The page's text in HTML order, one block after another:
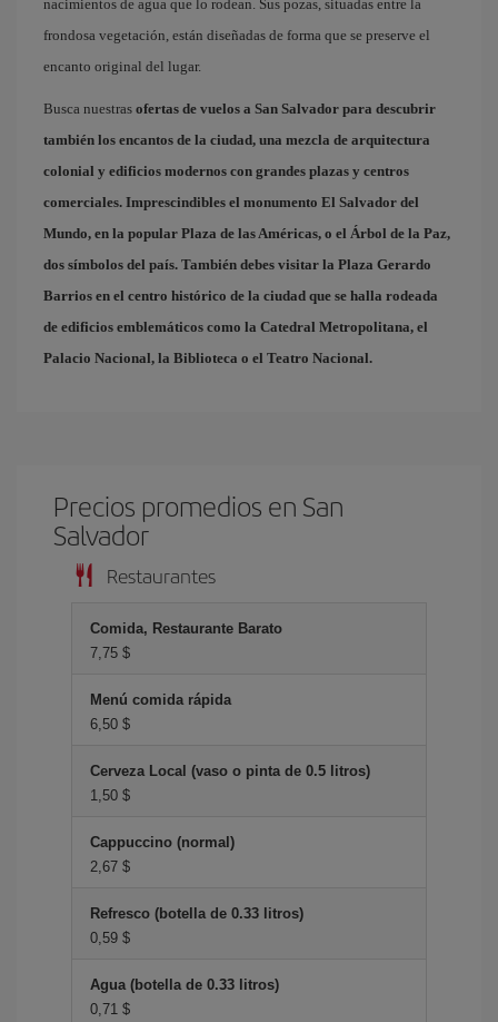
nacimientos de agua que lo rodean. Sus pozas, situadas entre la
frondosa vegetación, están diseñadas de forma que se preserve el
encanto original del lugar.
Busca nuestras ofertas de vuelos a San Salvador para descubrir
también los encantos de la ciudad, una mezcla de arquitectura
colonial y edificios modernos con grandes plazas y centros
comerciales. Imprescindibles el monumento El Salvador del
Mundo, en la popular Plaza de las Américas, o el Árbol de la Paz,
dos símbolos del país. También debes visitar la Plaza Gerardo
Barrios en el centro histórico de la ciudad que se halla rodeada
de edificios emblemáticos como la Catedral Metropolitana, el
Palacio Nacional, la Biblioteca o el Teatro Nacional.
Precios promedios en San
Salvador
Restaurantes
Comida, Restaurante Barato
7,75 $
Menú comida rápida
6,50 $
Cerveza Local (vaso o pinta de 0.5 litros)
1,50 $
Cappuccino (normal)
2,67 $
Refresco (botella de 0.33 litros)
0,59 $
Agua (botella de 0.33 litros)
0,71 $